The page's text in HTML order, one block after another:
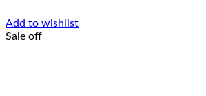
Add to wishlist
Sale off